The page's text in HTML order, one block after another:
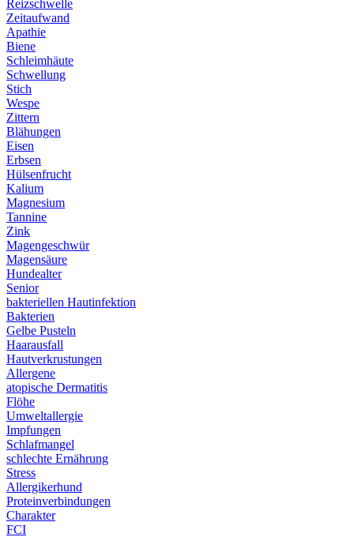
Reizschwelle
Zeitaufwand
Apathie
Biene
Schleimhäute
Schwellung
Stich
Wespe
Zittern
Blähungen
Eisen
Erbsen
Hülsenfrucht
Kalium
Magnesium
Tannine
Zink
Magengeschwür
Magensäure
Hundealter
Senior
bakteriellen Hautinfektion
Bakterien
Gelbe Pusteln
Haarausfall
Hautverkrustungen
Allergene
atopische Dermatitis
Flöhe
Umweltallergie
Impfungen
Schlafmangel
schlechte Ernährung
Stress
Allergikerhund
Proteinverbindungen
Charakter
FCI